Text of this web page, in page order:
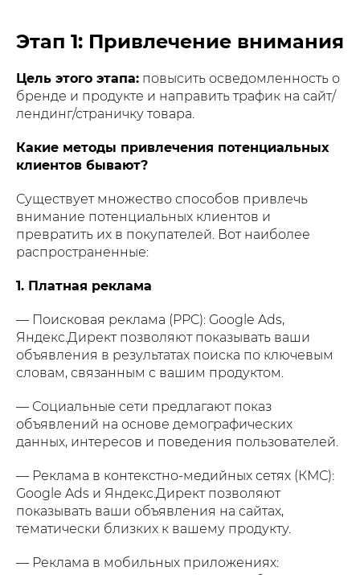
Этап 1: Привлечение внимания
Цель этого этапа: повысить осведомленность о
бренде и продукте и направить трафик на сайт/
лендинг/страничку товара.
Какие методы привлечения потенциальных
клиентов бывают?
Существует множество способов привлечь
внимание потенциальных клиентов и
превратить их в покупателей. Вот наиболее
распространенные:
1. Платная реклама
— Поисковая реклама (PPC): Google Ads,
Яндекс.Директ позволяют показывать ваши
объявления в результатах поиска по ключевым
словам, связанным с вашим продуктом.
— Социальные сети предлагают показ
объявлений на основе демографических
данных, интересов и поведения пользователей.
— Реклама в контекстно-медийных сетях (КМС):
Google Ads и Яндекс.Директ позволяют
показывать ваши объявления на сайтах,
тематически близких к вашему продукту.
— Реклама в мобильных приложениях: